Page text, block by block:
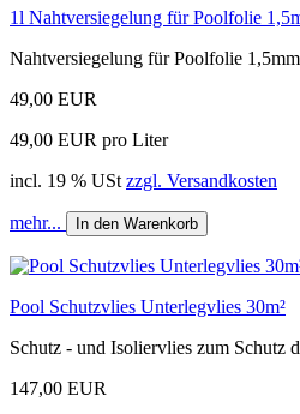
1l Nahtversiegelung für Poolfolie
Nahtversiegelung für Poolfolie
49,00 EUR
49,00 EUR pro Liter
incl. 19 % USt zzgl. Versandkosten
mehr... In den Warenkorb
Pool Schutzvlies Unterlegvlies 30m²
Schutz - und Isoliervlies zum Schutz
147,00 EUR